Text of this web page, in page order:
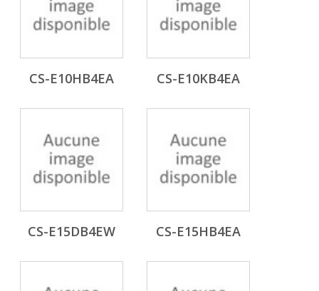
CS-E10HB4EA CS-E10KB4EA
CS-E15DB4EW CS-E15HB4EA